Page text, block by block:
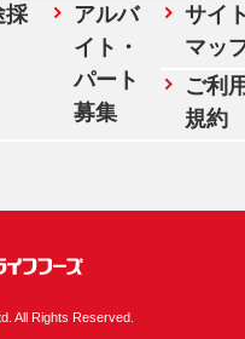
採
アルバ
イト・
パート
募集
サイ
マッ
ご利
規約
All Rights Reserved.